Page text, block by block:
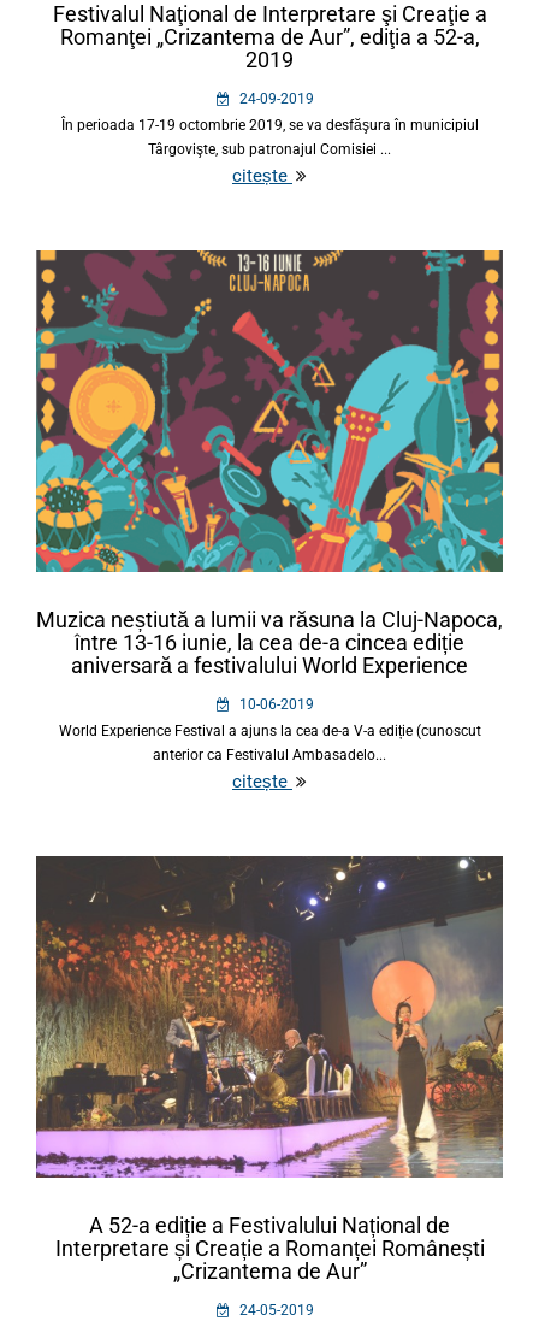
Festivalul Naţional de Interpretare şi Creaţie a
Romanţei „Crizantema de Aur”, ediţia a 52-a,
2019
24-09-2019
În perioada 17-19 octombrie 2019, se va desfăşura în municipiul
Târgovişte, sub patronajul Comisiei ...
citește
Muzica neștiută a lumii va răsuna la Cluj-Napoca,
între 13-16 iunie, la cea de-a cincea ediție
aniversară a festivalului World Experience
10-06-2019
World Experience Festival a ajuns la cea de-a V-a ediție (cunoscut
anterior ca Festivalul Ambasadelo...
citește
A 52-a ediție a Festivalului Național de
Interpretare și Creație a Romanței Românești
„Crizantema de Aur”
24-05-2019